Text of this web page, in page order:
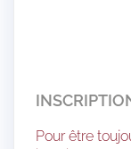
Pour être